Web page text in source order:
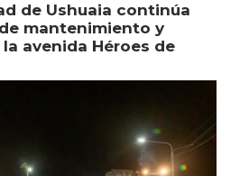
de Ushuaia continúa
mantenimiento y
avenida Héroes de